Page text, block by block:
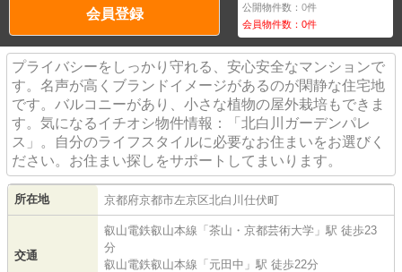
会員登録 公開物件数：0件
会員物件数：0件
プライバシーをしっかり守れる、安心安全なマンションで
す。名声が高くブランドイメージがあるのが閑静な住宅地
です。バルコニーがあり、小さな植物の屋外栽培もできま
す。気になるイチオシ物件情報：「北白川ガーデンパレ
ス」。自分のライフスタイルに必要なお住まいをお選びく
ださい。お住まい探しをサポートしてまいります。
所在地 京都府京都市左京区北白川仕伏町
交通
叡山電鉄叡山本線 「 茶山・京都芸術大学 」駅 徒歩23
分
叡山電鉄叡山本線 「 元田中 」駅 徒歩22分